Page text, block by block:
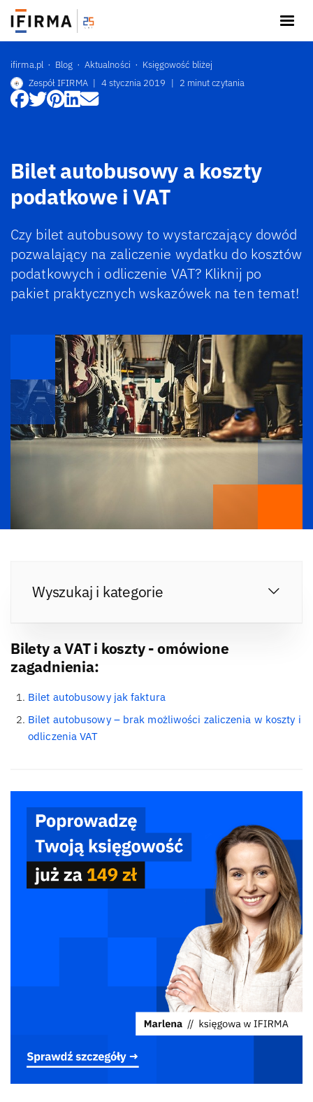
ifirma.pl Blog Aktualności
Księgowość bliżej
Zespół IFIRMA | 4 stycznia 2019 | 2 minut czytania
Bilet autobusowy a koszty
podatkowe i VAT
Czy bilet autobusowy to wystarczający dowód
pozwalający na zaliczenie wydatku do kosztów
podatkowych i odliczenie VAT? Kliknij po
pakiet praktycznych wskazówek na ten temat!
Wyszukaj i kategorie
Bilety a VAT i koszty - omówione
zagadnienia:
Bilet autobusowy jak faktura
Bilet autobusowy – brak możliwości zaliczenia w koszty i
odliczenia VAT